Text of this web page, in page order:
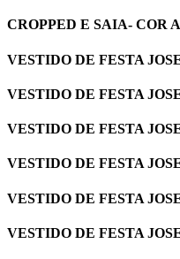
CROPPED E SAIA- COR
VESTIDO DE FESTA
VESTIDO DE FESTA
VESTIDO DE FESTA
VESTIDO DE FESTA
VESTIDO DE FESTA
VESTIDO DE FESTA